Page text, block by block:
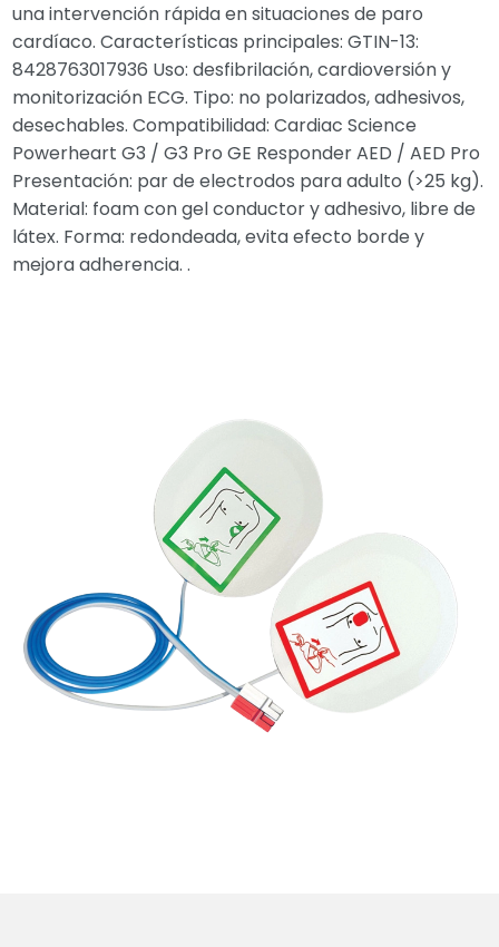
una intervención rápida en situaciones de paro
cardíaco. Características principales: GTIN-13:
8428763017936 Uso: desfibrilación, cardioversión y
monitorización ECG. Tipo: no polarizados, adhesivos,
desechables. Compatibilidad: Cardiac Science
Powerheart G3 / G3 Pro GE Responder AED / AED Pro
Presentación: par de electrodos para adulto (>25 kg).
Material: foam con gel conductor y adhesivo, libre de
látex. Forma: redondeada, evita efecto borde y
mejora adherencia. .